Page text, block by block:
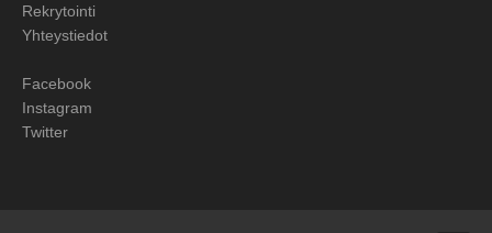
Rekrytointi
Yhteystiedot
Facebook
Instagram
Twitter